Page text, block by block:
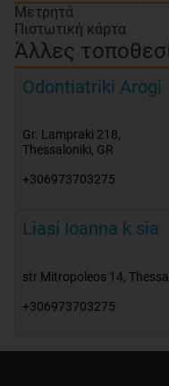
Μετρητά
Πιστωτική κάρτα
Άλλες
Odontiatriki Arogi
Gr. Lampraki 218,
Thessaloniki, GR
+306973703275
Liasi Ioanna k sia
str Mitropoleos 14,
+306973703275